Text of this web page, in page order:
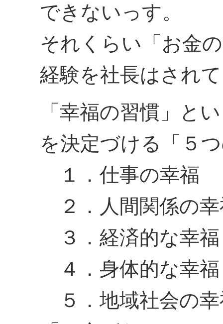
できないっす。
それくらい「お金
経験を社長はされ
「幸福の習慣」と
を決定づける「５
１．仕事の幸福
２．人間関係の幸
３．経済的な幸福
４．身体的な幸福
５．地域社会の幸